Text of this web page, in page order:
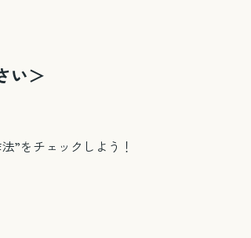
い＞
”をチェックしよう！